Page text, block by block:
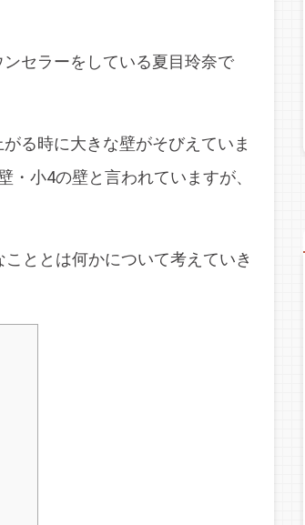
セラーをしている夏目玲奈で
る時に大きな壁がそびえていま
小4の壁と言われていますが、
ととは何かについて考えていき